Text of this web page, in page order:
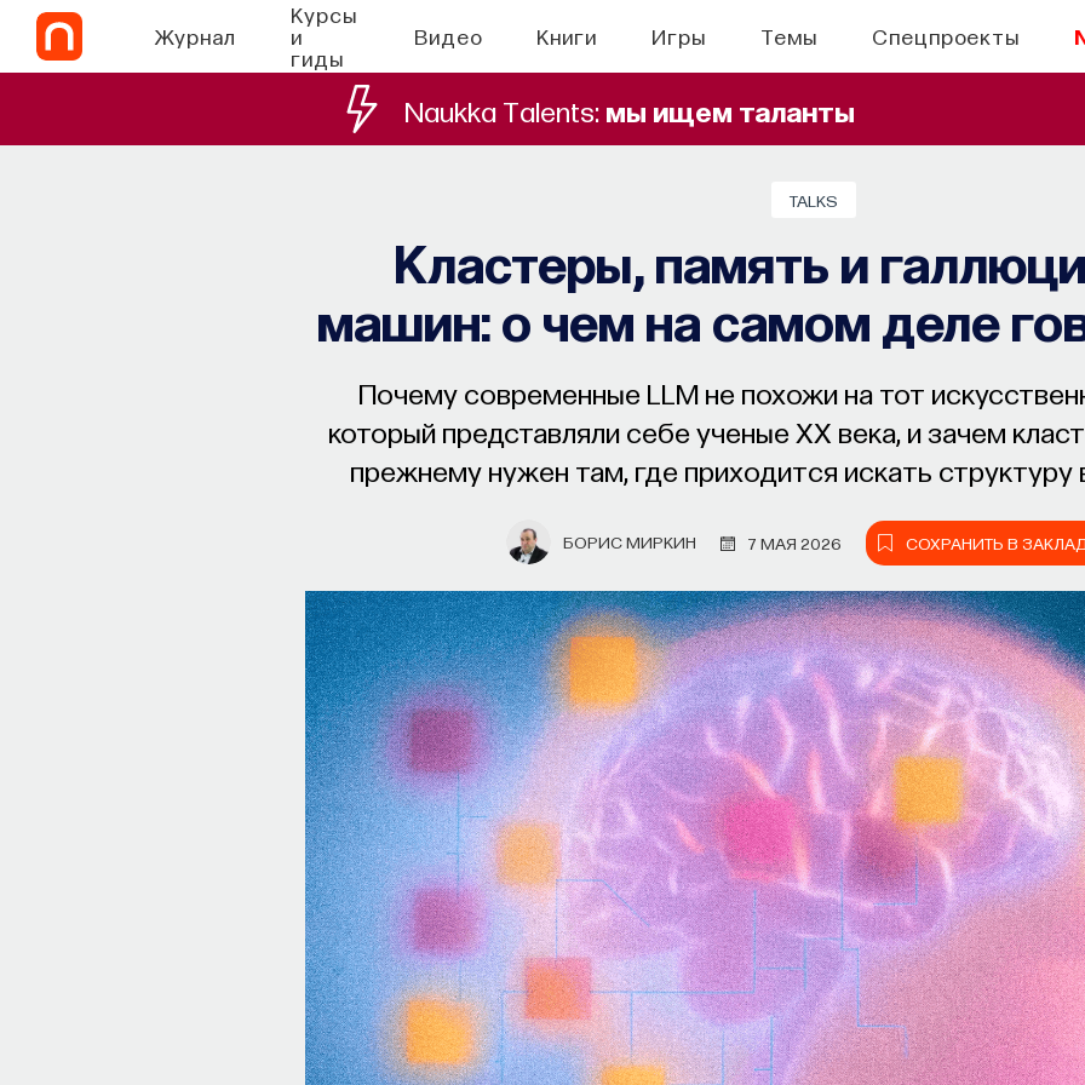
Журнал
Курсы
и
гиды
Видео Книги Игры Темы Спецпроекты
Naukka Talents: мы ищем таланты
TALKS
Кластеры, память и
машин: о чем на самом деле
Почему современные LLM не похожи на тот
который представляли себе ученые XX века, и зачем
прежнему нужен там, где приходится искать структуру
БОРИС МИРКИН 7 МАЯ 2026 СОХРАНИТЬ В